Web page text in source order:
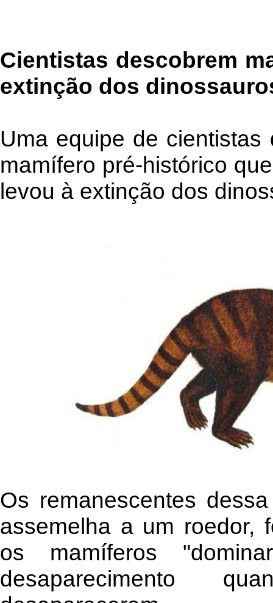
Cientistas descobrem
extinção dos
Uma equipe de
mamífero pré-histórico
levou à extinção dos
Os remanescentes
assemelha a um roedor,
os mamíferos
desaparecimento